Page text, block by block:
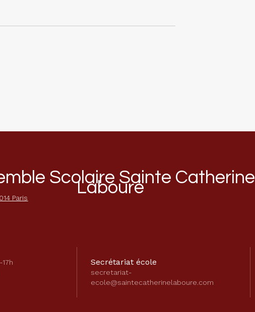
Scolaire Sainte Catherine
Labouré
Paris
Secrétariat école
secretariat-
ecole@saintecatherinelaboure.com